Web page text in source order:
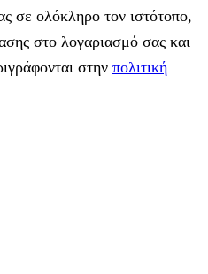
σε ολόκληρο τον ιστότοπο,
στο λογαριασμό σας και
στην πολιτική